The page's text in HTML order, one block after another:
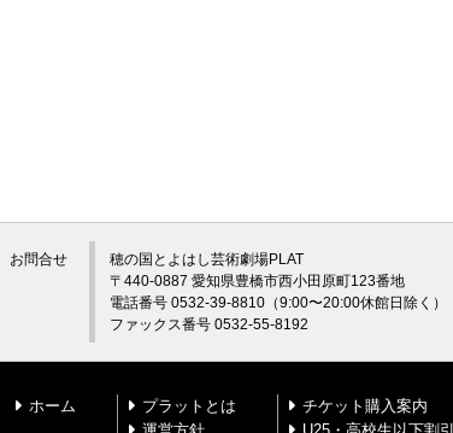
お問合せ
穂の国とよはし芸術劇場PLAT
〒440-0887 愛知県豊橋市西小田原町123番地
電話番号 0532-39-8810（9:00〜20:00休館日除く）
ファックス番号 0532-55-8192
ホーム
プラットとは
チケット購入案内